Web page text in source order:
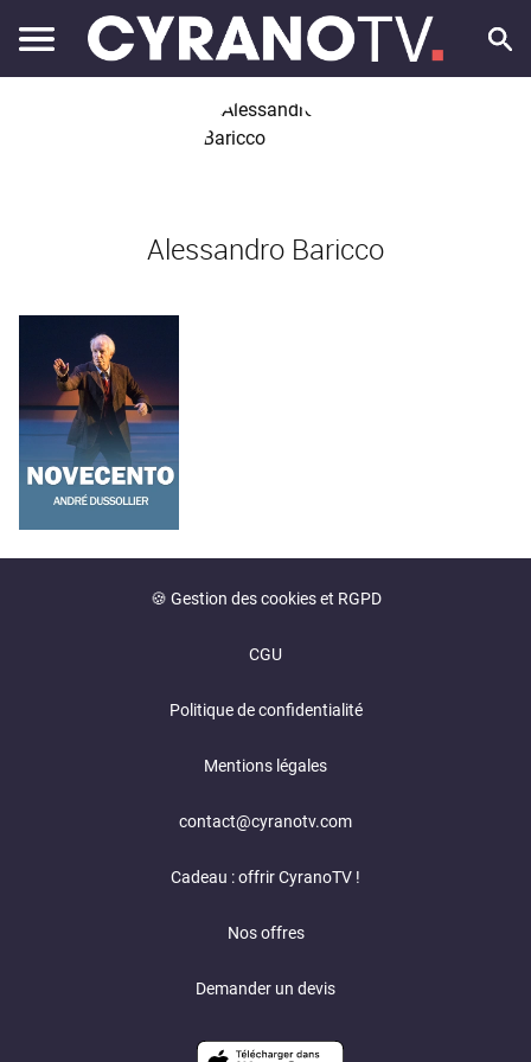
Alessandro Baricco
🍪 Gestion des cookies et RGPD
CGU
Politique de confidentialité
Mentions légales
contact@cyranotv.com
Cadeau : offrir CyranoTV !
Nos offres
Demander un devis